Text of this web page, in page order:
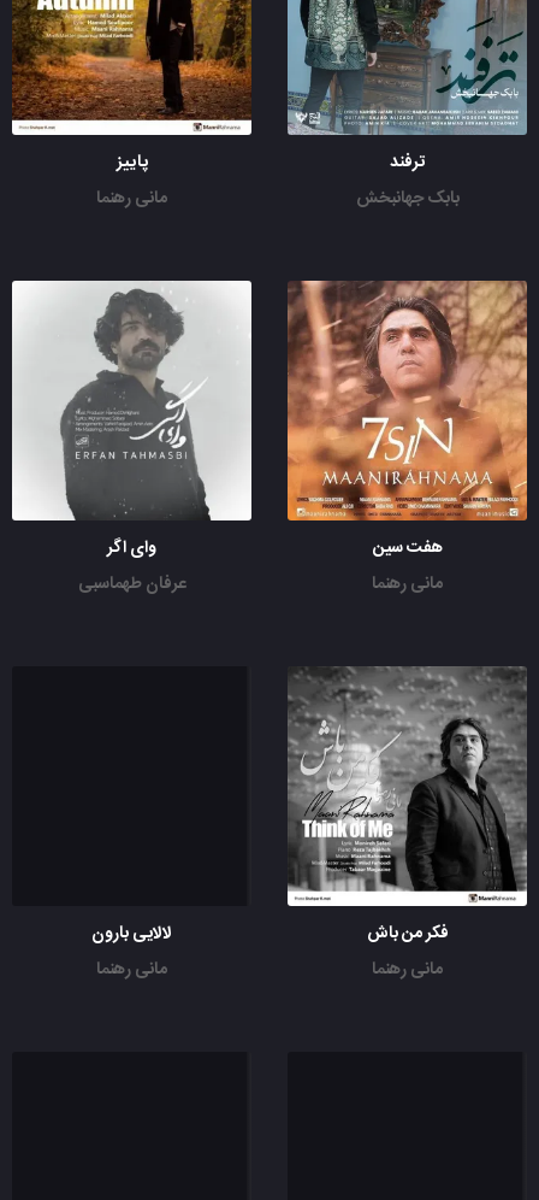
ترفند
بابک جهانبخش
پاییز
مانی رهنما
هفت سین
مانی رهنما
وای اگر
عرفان طهماسبی
فکر من باش
مانی رهنما
لالایی بارون
مانی رهنما